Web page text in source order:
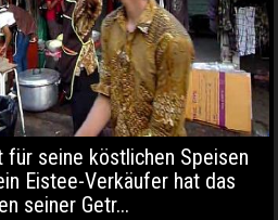
für seine köstlichen Speisen
Eistee-Verkäufer hat das
seiner Getr...